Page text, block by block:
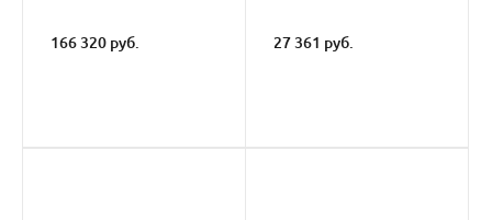
166 320 руб. 27 361 руб.